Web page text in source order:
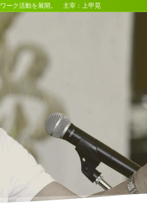
ワーク活動を展開。 主宰：上甲晃